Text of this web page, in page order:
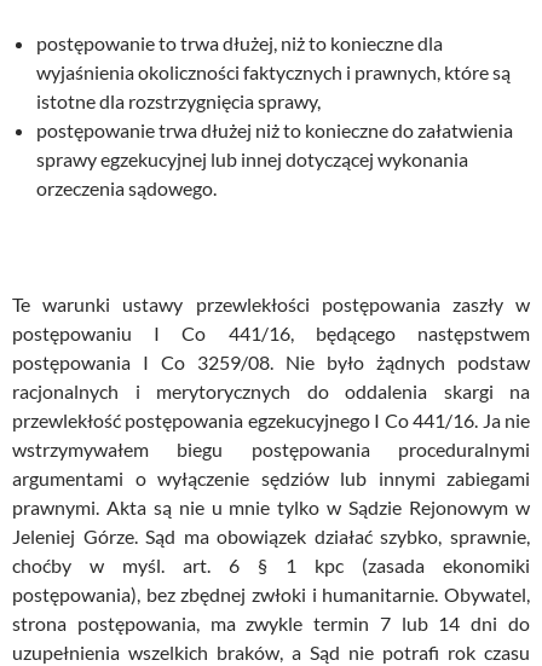
postępowanie to trwa dłużej, niż to konieczne dla
wyjaśnienia okoliczności faktycznych i prawnych, które są
istotne dla rozstrzygnięcia sprawy,
postępowanie trwa dłużej niż to konieczne do załatwienia
sprawy egzekucyjnej lub innej dotyczącej wykonania
orzeczenia sądowego.
Te warunki ustawy przewlekłości postępowania zaszły w
postępowaniu I Co 441/16, będącego następstwem
postępowania I Co 3259/08. Nie było żądnych podstaw
racjonalnych i merytorycznych do oddalenia skargi na
przewlekłość postępowania egzekucyjnego I Co 441/16. Ja nie
wstrzymywałem biegu postępowania proceduralnymi
argumentami o wyłączenie sędziów lub innymi zabiegami
prawnymi. Akta są nie u mnie tylko w Sądzie Rejonowym w
Jeleniej Górze. Sąd ma obowiązek działać szybko, sprawnie,
choćby w myśl. art. 6 § 1 kpc (zasada ekonomiki
postępowania), bez zbędnej zwłoki i humanitarnie. Obywatel,
strona postępowania, ma zwykle termin 7 lub 14 dni do
uzupełnienia wszelkich braków, a Sąd nie potrafi rok czasu